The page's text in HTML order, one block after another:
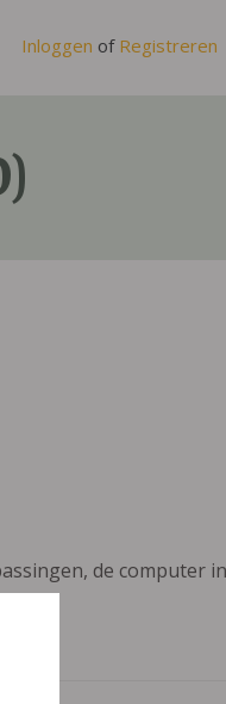
Inloggen of Registreren
de computer